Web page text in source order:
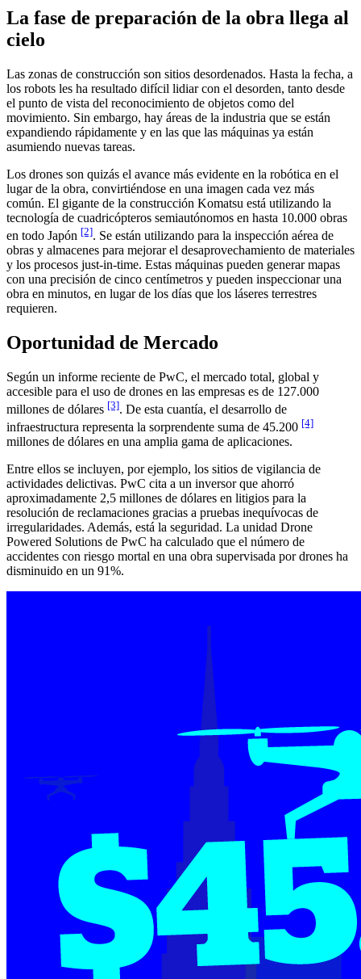
La fase de preparación de la obra llega al
cielo
Las zonas de construcción son sitios desordenados. Hasta la fecha, a
los robots les ha resultado difícil lidiar con el desorden, tanto desde
el punto de vista del reconocimiento de objetos como del
movimiento. Sin embargo, hay áreas de la industria que se están
expandiendo rápidamente y en las que las máquinas ya están
asumiendo nuevas tareas.
Los drones son quizás el avance más evidente en la robótica en el
lugar de la obra, convirtiéndose en una imagen cada vez más
común. El gigante de la construcción Komatsu está utilizando la
tecnología de cuadricópteros semiautónomos en hasta 10.000 obras
en todo Japón [2]. Se están utilizando para la inspección aérea de
obras y almacenes para mejorar el desaprovechamiento de materiales
y los procesos just-in-time. Estas máquinas pueden generar mapas
con una precisión de cinco centímetros y pueden inspeccionar una
obra en minutos, en lugar de los días que los láseres terrestres
requieren.
Oportunidad de Mercado
Según un informe reciente de PwC, el mercado total, global y
accesible para el uso de drones en las empresas es de 127.000
millones de dólares [3]. De esta cuantía, el desarrollo de
infraestructura representa la sorprendente suma de 45.200 [4]
millones de dólares en una amplia gama de aplicaciones.
Entre ellos se incluyen, por ejemplo, los sitios de vigilancia de
actividades delictivas. PwC cita a un inversor que ahorró
aproximadamente 2,5 millones de dólares en litigios para la
resolución de reclamaciones gracias a pruebas inequívocas de
irregularidades. Además, está la seguridad. La unidad Drone
Powered Solutions de PwC ha calculado que el número de
accidentes con riesgo mortal en una obra supervisada por drones ha
disminuido en un 91%.